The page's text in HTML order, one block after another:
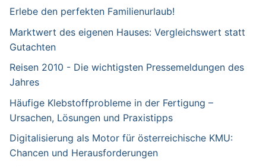
Erlebe den perfekten Familienurlaub!
Marktwert des eigenen Hauses: Vergleichswert statt
Gutachten
Reisen 2010 - Die wichtigsten Pressemeldungen des
Jahres
Häufige Klebstoffprobleme in der Fertigung –
Ursachen, Lösungen und Praxistipps
Digitalisierung als Motor für österreichische KMU:
Chancen und Herausforderungen